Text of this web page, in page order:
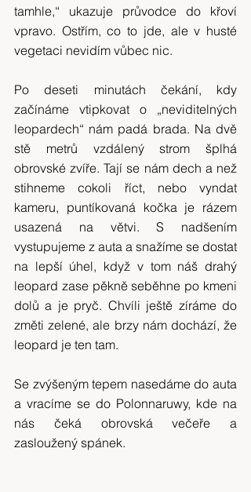
tamhle,“ ukazuje průvodce do křoví
vpravo. Ostřím, co to jde, ale v husté
vegetaci nevidím vůbec nic.
Po deseti minutách čekání, kdy
začínáme vtipkovat o „neviditelných
leopardech“ nám padá brada. Na dvě
stě metrů vzdálený strom šplhá
obrovské zvíře. Tají se nám dech a než
stihneme cokoli říct, nebo vyndat
kameru, puntíkovaná kočka je rázem
usazená na větvi. S nadšením
vystupujeme z auta a snažíme se dostat
na lepší úhel, když v tom náš drahý
leopard zase pěkně seběhne po kmeni
dolů a je pryč. Chvíli ještě zíráme do
změti zelené, ale brzy nám dochází, že
leopard je ten tam.
Se zvýšeným tepem nasedáme do auta
a vracíme se do Polonnaruwy, kde na
nás čeká obrovská večeře a
zasloužený spánek.